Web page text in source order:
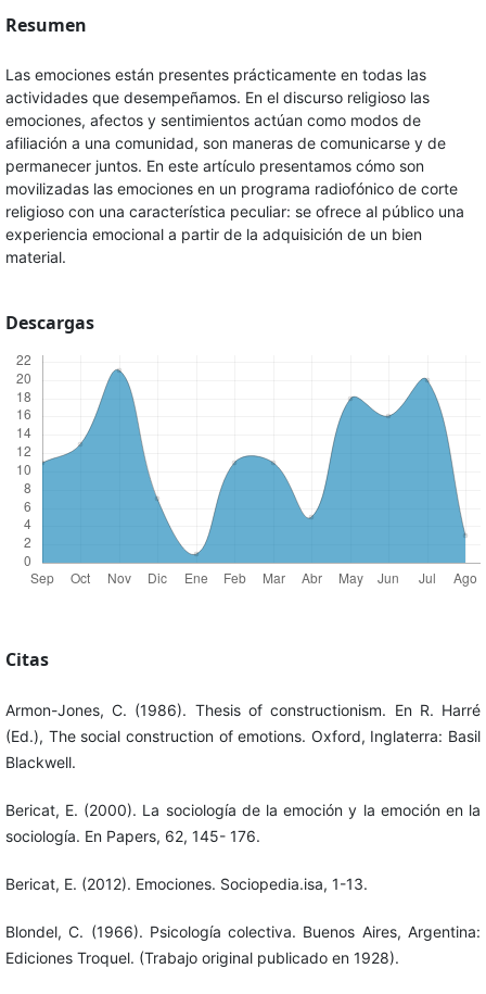
Resumen
Las emociones están presentes prácticamente en todas las
actividades que desempeñamos. En el discurso religioso las
emociones, afectos y sentimientos actúan como modos de
afiliación a una comunidad, son maneras de comunicarse y de
permanecer juntos. En este artículo presentamos cómo son
movilizadas las emociones en un programa radiofónico de corte
religioso con una característica peculiar: se ofrece al público una
experiencia emocional a partir de la adquisición de un bien
material.
Descargas
Citas
Armon-Jones, C. (1986). Thesis of constructionism. En R. Harré
(Ed.), The social construction of emotions. Oxford, Inglaterra: Basil
Blackwell.
Bericat, E. (2000). La sociología de la emoción y la emoción en la
sociología. En Papers, 62, 145- 176.
Bericat, E. (2012). Emociones. Sociopedia.isa, 1-13.
Blondel, C. (1966). Psicología colectiva. Buenos Aires, Argentina:
Ediciones Troquel. (Trabajo original publicado en 1928).